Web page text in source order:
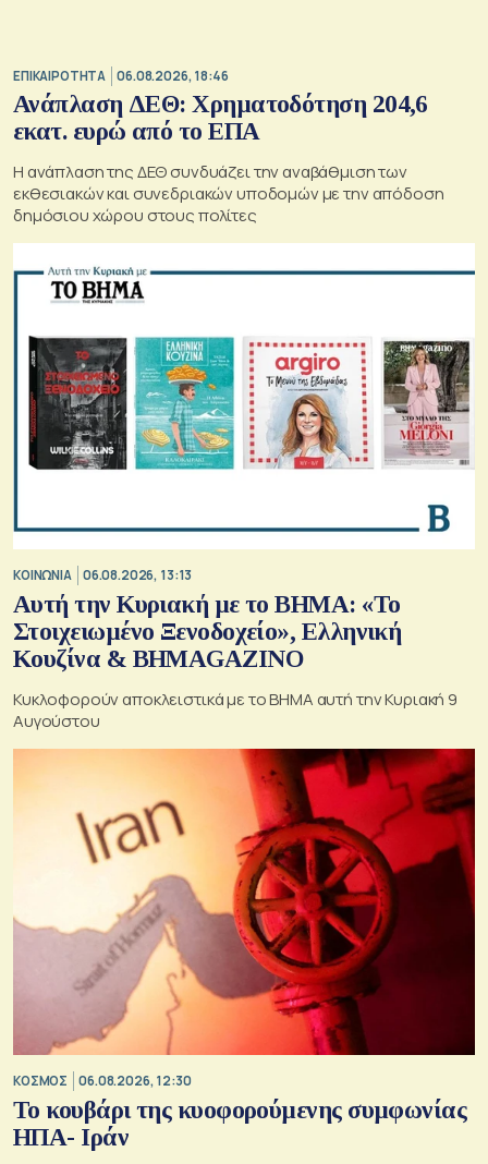
ΕΠΙΚΑΙΡΟΤΗΤΑ 06.08.2026, 18:46
Ανάπλαση ΔΕΘ: Χρηματοδότηση 204,6
εκατ. ευρώ από το ΕΠΑ
Η ανάπλαση της ΔΕΘ συνδυάζει την αναβάθμιση των
εκθεσιακών και συνεδριακών υποδομών με την απόδοση
δημόσιου χώρου στους πολίτες
ΚΟΙΝΩΝΙΑ 06.08.2026, 13:13
Αυτή την Κυριακή με το ΒΗΜΑ: «Το
Στοιχειωμένο Ξενοδοχείο», Ελληνική
Κουζίνα & ΒΗΜΑGAZINO
Κυκλοφορούν αποκλειστικά με το ΒΗΜΑ αυτή την Κυριακή 9
Αυγούστου
ΚΟΣΜΟΣ 06.08.2026, 12:30
Το κουβάρι της κυοφορούμενης συμφωνίας
ΗΠΑ- Ιράν